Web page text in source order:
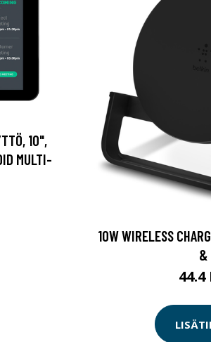
10",
MULTI-
10W WIRELESS
&
44.4